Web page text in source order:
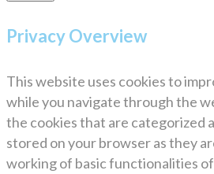
Privacy Overview
This website uses cookies to
while you navigate through the
the cookies that are categorized
stored on your browser as they
working of basic functionalities